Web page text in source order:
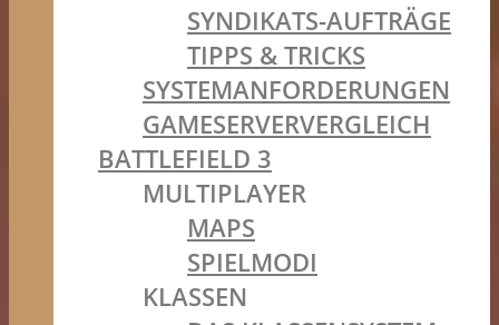
SYNDIKATS-AUFTRÄGE
TIPPS & TRICKS
SYSTEMANFORDERUNGEN
GAMESERVERVERGLEICH
BATTLEFIELD 3
MULTIPLAYER
MAPS
SPIELMODI
KLASSEN